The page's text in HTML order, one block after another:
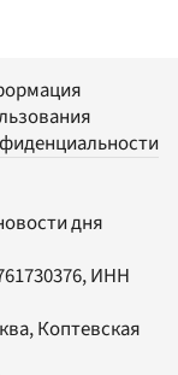
дня
ИНН
Коптевская